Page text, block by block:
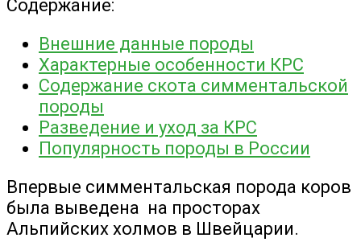
Содержание:
Внешние данные породы
Характерные особенности КРС
Содержание скота симментальской
породы
Разведение и уход за КРС
Популярность породы в России
Впервые симментальская порода коров
была выведена на просторах
Альпийских холмов в Швейцарии.